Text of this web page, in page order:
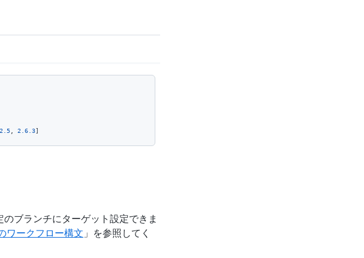
2.5 2.6 .3]
ブランチにターゲット設定できま
ワークフロー構文 」を参照してく